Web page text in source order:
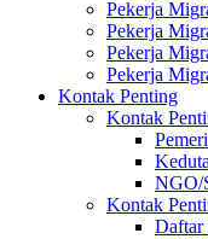
Pekerja
Pekerja
Pekerja
Pekerja
Kontak Penting
Kontak
NGO/
Kontak
Daftar